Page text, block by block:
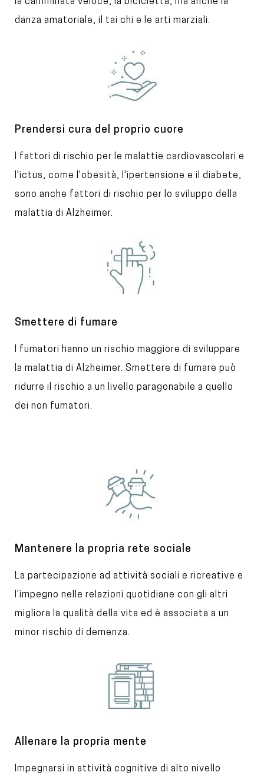
e
x
danza amatoriale, il tai chi e le arti marziali.
e
T
t
l
e
Prendersi cura del proprio cuore
T
e
x
t
I fattori di rischio per le malattie cardiovascolari e
l'ictus, come l'obesità, l'ipertensione e il diabete,
sono anche fattori di rischio per lo sviluppo della
malattia di Alzheimer.
e
T
t
l
e
Smettere di fumare
T
e
x
t
I fumatori hanno un rischio maggiore di sviluppare
la malattia di Alzheimer. Smettere di fumare può
ridurre il rischio a un livello paragonabile a quello
dei non fumatori.
e
T
t
l
e
Mantenere la propria rete sociale
T
e
x
t
La partecipazione ad attività sociali e ricreative e
l'impegno nelle relazioni quotidiane con gli altri
migliora la qualità della vita ed è associata a un
minor rischio di demenza.
e
T
t
Allenare la propria mente
T
Impegnarsi in attività cognitive di alto nivello